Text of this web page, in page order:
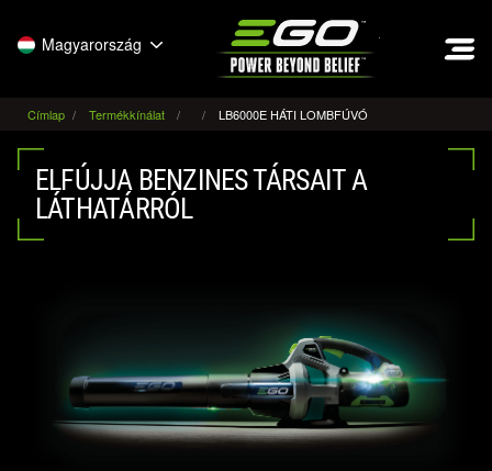
Magyarország
Címlap Termékkínálat LB6000E HÁTI LOMBFÚVÓ
ELFÚJJA BENZINES TÁRSAIT A
LÁTHATÁRRÓL